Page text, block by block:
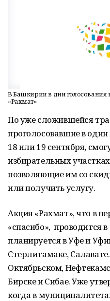
В Башкирии в дни
«Рахмат»
По уже сложившейся
проголосовавшие в один
18 или 19 сентября,
избирательных
позволяющие им со
или получить услугу.
Акция «Рахмат», что в
«спасибо», проводится
планируется в Уфе и
Стерлитамаке,
Октябрьском,
Бирске и Сибае. Уже
когда в